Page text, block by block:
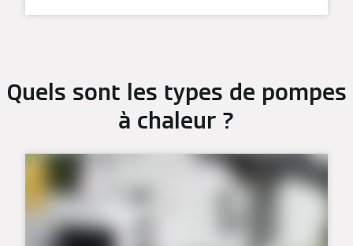
Quels sont les types de pompes
à chaleur ?